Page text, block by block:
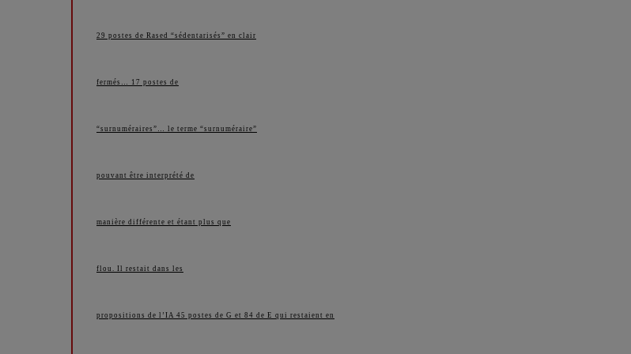
29 postes de Rased “sédentarisés” en clair
fermés… 17 postes de
“surnuméraires”… le terme “surnuméraire”
pouvant être interprété de
manière différente et étant plus que
flou. Il restait dans les
propositions de l’IA 45 postes de G et 84 de E qui restaient en